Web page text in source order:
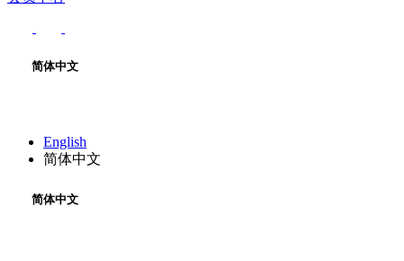
简体中文
English
简体中文
简体中文